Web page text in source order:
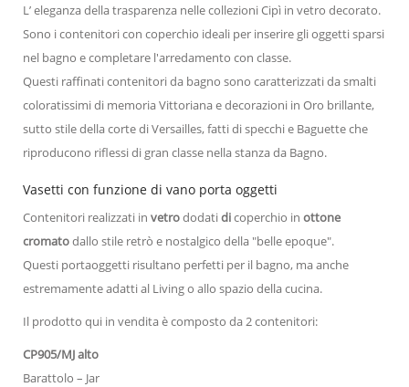
L’ eleganza della trasparenza nelle collezioni Cipì in vetro decorato.
Sono i contenitori con coperchio ideali per inserire gli oggetti sparsi
nel bagno e completare l'arredamento con classe.
Questi raffinati contenitori da bagno sono caratterizzati da smalti
coloratissimi di memoria Vittoriana e decorazioni in Oro brillante,
sutto stile della corte di Versailles, fatti di specchi e Baguette che
riproducono riflessi di gran classe nella stanza da Bagno.
Vasetti con funzione di vano porta oggetti
Contenitori realizzati in vetrododatidicoperchio in ottone
cromatodallo stile retrò e nostalgico della "belle epoque".
Questi portaoggetti risultano perfetti per il bagno, ma anche
estremamente adatti al Living o allo spazio della cucina.
Il prodotto qui in vendita è composto da 2 contenitori:
CP905/MJ alto
Barattolo – Jar